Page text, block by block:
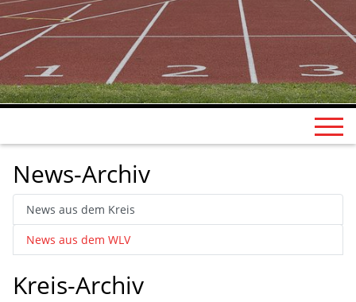
News-Archiv
News aus dem Kreis
News aus dem WLV
Kreis-Archiv